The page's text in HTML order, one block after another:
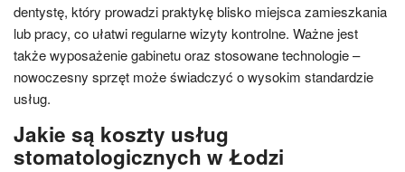
dentystę, który prowadzi praktykę blisko miejsca zamieszkania
lub pracy, co ułatwi regularne wizyty kontrolne. Ważne jest
także wyposażenie gabinetu oraz stosowane technologie –
nowoczesny sprzęt może świadczyć o wysokim standardzie
usług.
Jakie są koszty usług
stomatologicznych w Łodzi